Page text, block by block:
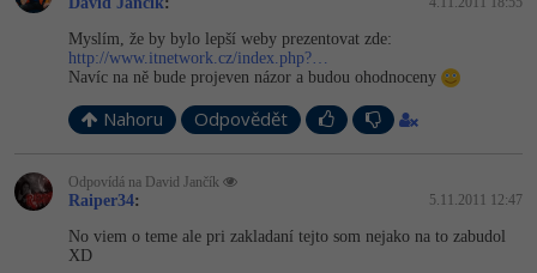
Copywriter
WordPress specialista
SEO specialista
Algoritmy
Umělá inteligence (AI) -10%
Pro děti
Více
Fórum
Windows
Linux
Sítě
Kybernetická bezpečnost
Fórum
Blog
Kariéra
Myslím, že by bylo lepší weby prezentovat zde:
http://www.itnetwork.cz/index.php?…
Navíc na ně bude projeven názor a budou ohodnoceny
Nahoru Odpovědět
Odpovídá na David Jančík
Raiper34: 5.11.2011 12:47
No viem o teme ale pri zakladaní tejto som nejako na to zabudol
XD